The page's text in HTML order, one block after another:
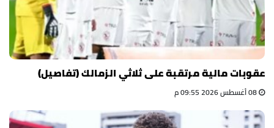
عقوبات مالية مرتقبة على ثلاثي الزمالك (تفاصيل)